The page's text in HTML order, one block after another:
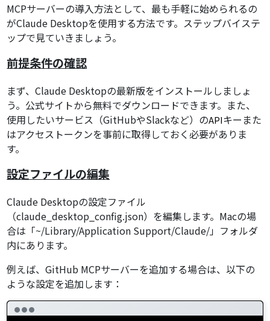
MCPサーバーの導入方法として、最も手軽に始められるの
がClaude Desktopを使用する方法です。ステップバイステ
ップで見ていきましょう。
前提条件の確認
まず、Claude Desktopの最新版をインストールしましょ
う。公式サイトから無料でダウンロードできます。また、
使用したいサービス（GitHubやSlackなど）のAPIキーまた
はアクセストークンを事前に取得しておく必要がありま
す。
設定ファイルの編集
Claude Desktopの設定ファイル
（claude_desktop_config.json）を編集します。Macの場
合は「~/Library/Application Support/Claude/」フォルダ
内にあります。
例えば、GitHub MCPサーバーを追加する場合は、以下の
ような設定を追加します：